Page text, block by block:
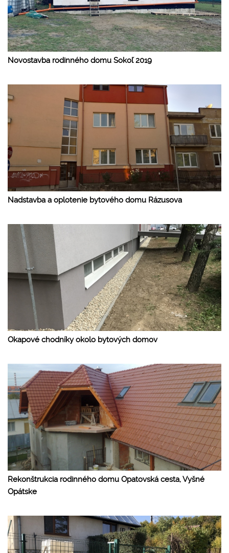
Novostavba rodinného domu Sokoľ 2019
Nadstavba a oplotenie bytového domu Rázusova
Okapové chodníky okolo bytových domov
Rekonštrukcia rodinného domu Opatovská cesta, Vyšné
Opátske